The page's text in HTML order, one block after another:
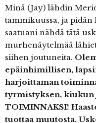
Minä (Jay) lähdin
tammikuussa, ja pidän
saatuani nähdä tätä
murhenäytelmää
siihen joutuneita.
epäinhimillisen,
harjoittaman
tyrmistyksen, kiukun
TOIMINNAKSI!
tuottaa muutosta.